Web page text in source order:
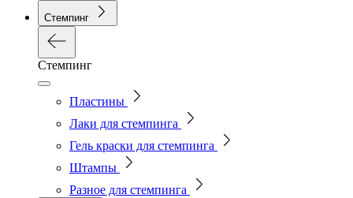
Стемпинг
Стемпинг
Пластины
Лаки для стемпинга
Гель краски для стемпинга
Штампы
Разное для стемпинга